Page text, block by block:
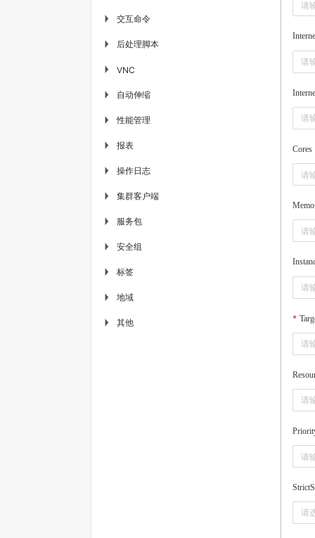
▶ 交互命令
▶ 后处理脚本
▶ VNC
▶ 自动伸缩
▶ 性能管理
▶ 报表
▶ 操作日志
▶ 集群客户端
▶ 服务包
▶ 安全组
▶ 标签
▶ 地域
▶ 其他
Cores
请